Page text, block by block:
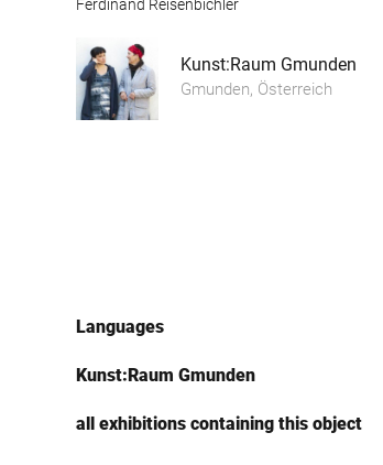
Ferdinand Reisenbichler
Kunst:Raum Gmunden
Gmunden, Österreich
Languages
Kunst:Raum Gmunden
all exhibitions containing this object